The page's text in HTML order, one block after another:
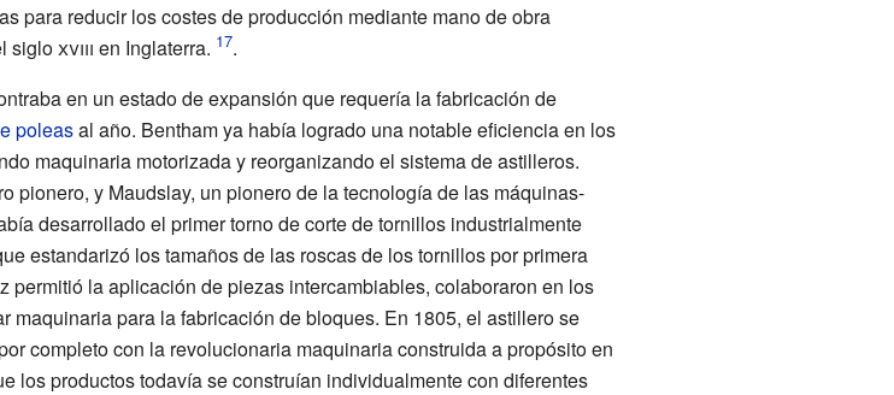
para reducir los costes de producción mediante mano de obra
sigloxviii en Inglaterra. .
en un estado de expansión que requería la fabricación de
poleasal año. Bentham ya había logrado una notable eficiencia en los
maquinaria motorizada y reorganizando el sistema de astilleros.
pionero, y Maudslay, un pionero de la tecnología de las máquinas-
desarrollado el primer torno de corte de tornillos industrialmente
estandarizó los tamaños de las roscas de los tornillos por primera
permitió la aplicación de piezas intercambiables, colaboraron en los
maquinaria para la fabricación de bloques. En 1805, el astillero se
completo con la revolucionaria maquinaria construida a propósito en
los productos todavía se construían individualmente con diferentes